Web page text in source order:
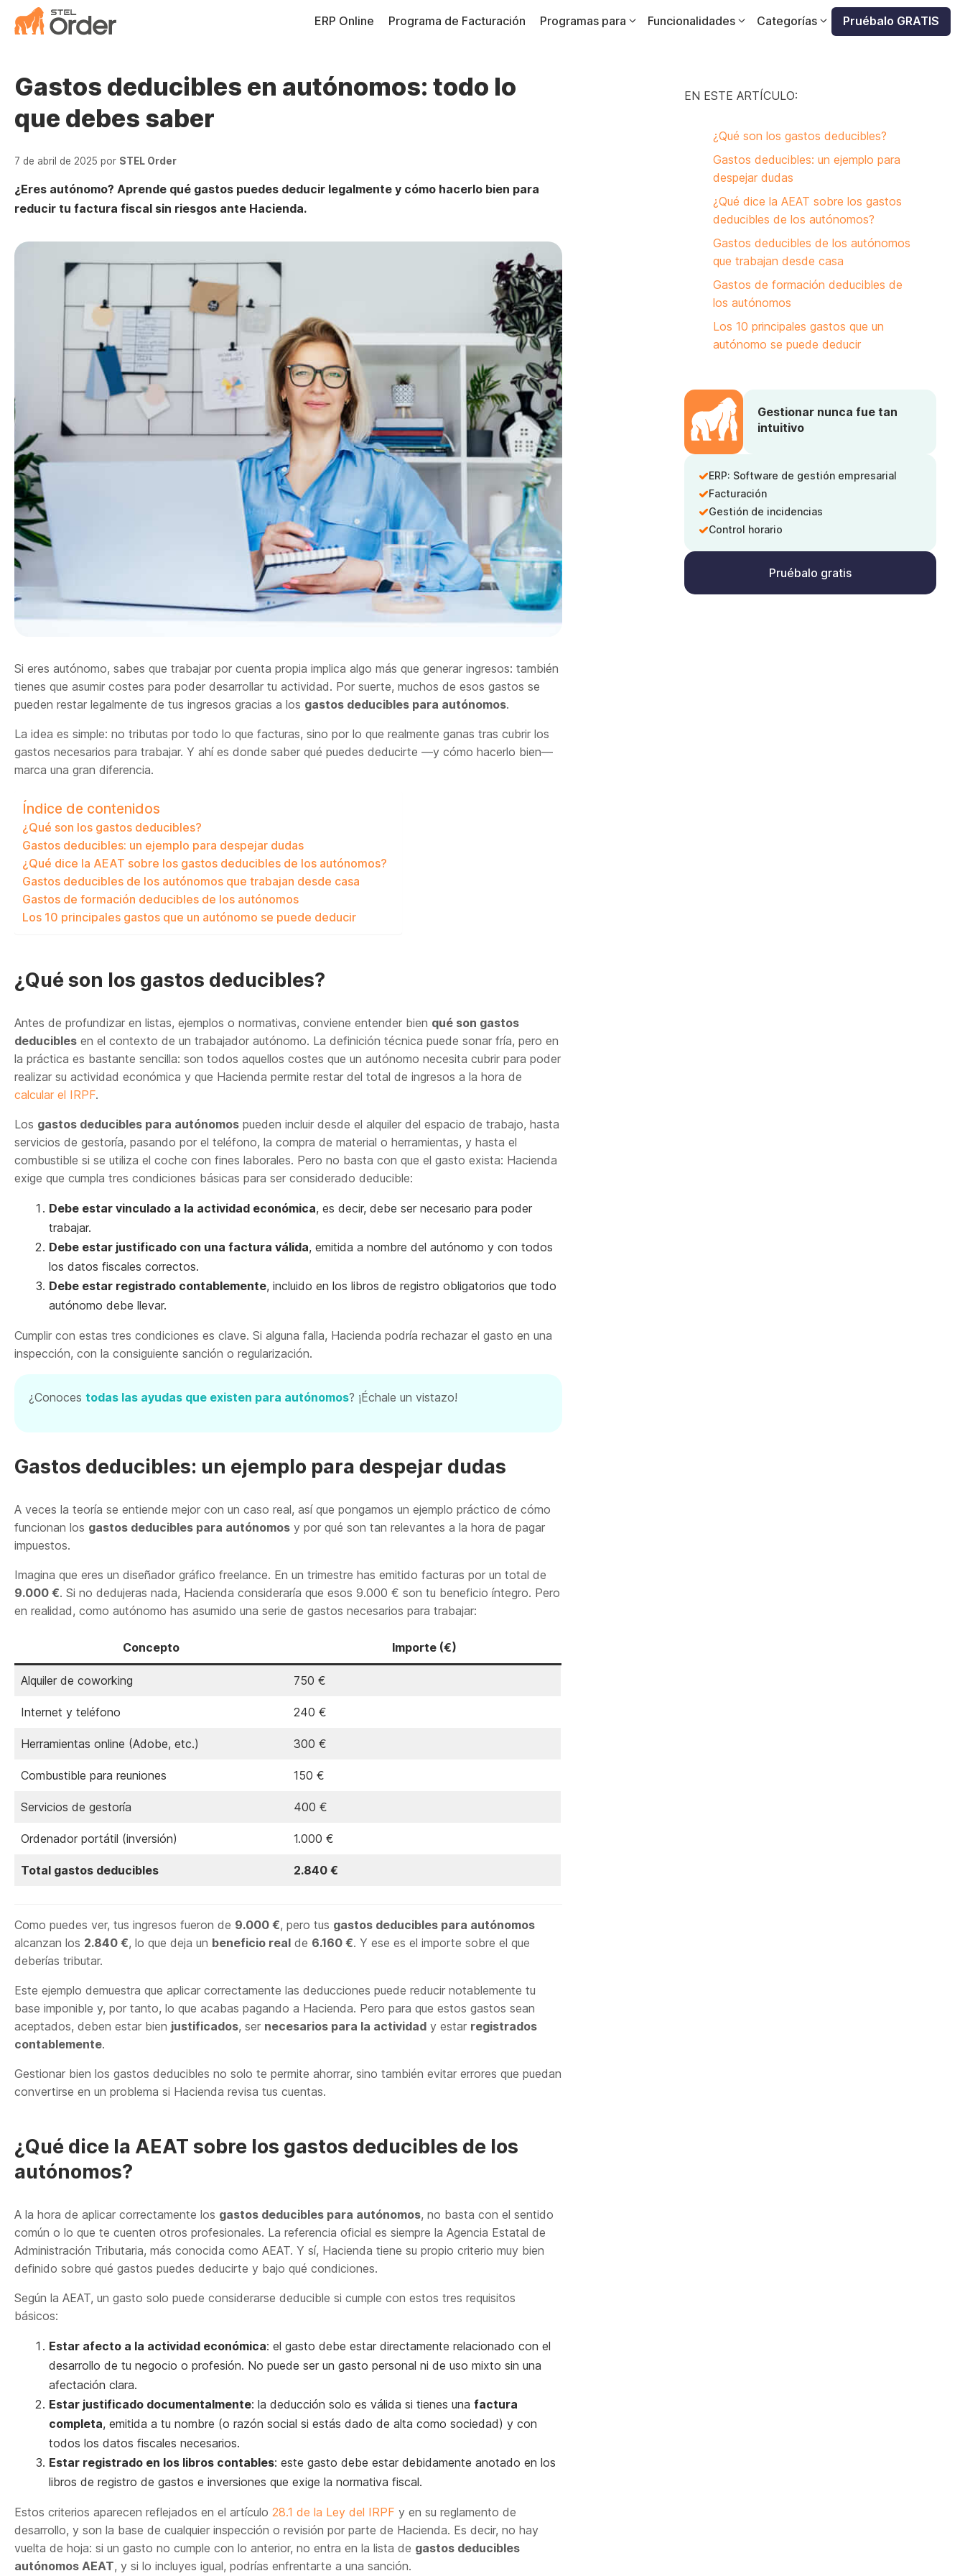
ERP Online Programa de Facturación Programas para Funcionalidades Categorías Pruébalo GRATIS
Gastos deducibles en autónomos: todo lo
que debes saber
7 de abril de 2025 por STEL Order
¿Eres autónomo? Aprende qué gastos puedes deducir legalmente y cómo hacerlo bien para
reducir tu factura fiscal sin riesgos ante Hacienda.
Si eres autónomo, sabes que trabajar por cuenta propia implica algo más que generar ingresos: también
tienes que asumir costes para poder desarrollar tu actividad. Por suerte, muchos de esos gastos se
pueden restar legalmente de tus ingresos gracias a los gastos deducibles para autónomos.
La idea es simple: no tributas por todo lo que facturas, sino por lo que realmente ganas tras cubrir los
gastos necesarios para trabajar. Y ahí es donde saber qué puedes deducirte —y cómo hacerlo bien—
marca una gran diferencia.
Índice de contenidos
¿Qué son los gastos deducibles?
Gastos deducibles: un ejemplo para despejar dudas
¿Qué dice la AEAT sobre los gastos deducibles de los autónomos?
Gastos deducibles de los autónomos que trabajan desde casa
Gastos de formación deducibles de los autónomos
Los 10 principales gastos que un autónomo se puede deducir
¿Qué son los gastos deducibles?
Antes de profundizar en listas, ejemplos o normativas, conviene entender bien qué son gastos
deducibles en el contexto de un trabajador autónomo. La definición técnica puede sonar fría, pero en
la práctica es bastante sencilla: son todos aquellos costes que un autónomo necesita cubrir para poder
realizar su actividad económica y que Hacienda permite restar del total de ingresos a la hora de
calcular el IRPF.
Los gastos deducibles para autónomos pueden incluir desde el alquiler del espacio de trabajo, hasta
servicios de gestoría, pasando por el teléfono, la compra de material o herramientas, y hasta el
combustible si se utiliza el coche con fines laborales. Pero no basta con que el gasto exista: Hacienda
exige que cumpla tres condiciones básicas para ser considerado deducible:
Debe estar vinculado a la actividad económica, es decir, debe ser necesario para poder
trabajar.
Debe estar justificado con una factura válida, emitida a nombre del autónomo y con todos
los datos fiscales correctos.
Debe estar registrado contablemente, incluido en los libros de registro obligatorios que todo
autónomo debe llevar.
Cumplir con estas tres condiciones es clave. Si alguna falla, Hacienda podría rechazar el gasto en una
inspección, con la consiguiente sanción o regularización.
¿Conoces todas las ayudas que existen para autónomos? ¡Échale un vistazo!
Gastos deducibles: un ejemplo para despejar dudas
A veces la teoría se entiende mejor con un caso real, así que pongamos un ejemplo práctico de cómo
funcionan los gastos deducibles para autónomos y por qué son tan relevantes a la hora de pagar
impuestos.
Imagina que eres un diseñador gráfico freelance. En un trimestre has emitido facturas por un total de
9.000 €. Si no dedujeras nada, Hacienda consideraría que esos 9.000 € son tu beneficio íntegro. Pero
en realidad, como autónomo has asumido una serie de gastos necesarios para trabajar:
Concepto Importe (€)
Alquiler de coworking 750 €
Internet y teléfono 240 €
Herramientas online (Adobe, etc.) 300 €
Combustible para reuniones 150 €
Servicios de gestoría 400 €
Ordenador portátil (inversión) 1.000 €
Total gastos deducibles 2.840 €
Como puedes ver, tus ingresos fueron de 9.000 €, pero tus gastos deducibles para autónomos
alcanzan los 2.840 €, lo que deja un beneficio real de 6.160 €. Y ese es el importe sobre el que
deberías tributar.
Este ejemplo demuestra que aplicar correctamente las deducciones puede reducir notablemente tu
base imponible y, por tanto, lo que acabas pagando a Hacienda. Pero para que estos gastos sean
aceptados, deben estar bien justificados, ser necesarios para la actividad y estar registrados
contablemente.
Gestionar bien los gastos deducibles no solo te permite ahorrar, sino también evitar errores que puedan
convertirse en un problema si Hacienda revisa tus cuentas.
¿Qué dice la AEAT sobre los gastos deducibles de los
autónomos?
A la hora de aplicar correctamente los gastos deducibles para autónomos, no basta con el sentido
común o lo que te cuenten otros profesionales. La referencia oficial es siempre la Agencia Estatal de
Administración Tributaria, más conocida como AEAT. Y sí, Hacienda tiene su propio criterio muy bien
definido sobre qué gastos puedes deducirte y bajo qué condiciones.
Según la AEAT, un gasto solo puede considerarse deducible si cumple con estos tres requisitos
básicos:
Estar afecto a la actividad económica: el gasto debe estar directamente relacionado con el
desarrollo de tu negocio o profesión. No puede ser un gasto personal ni de uso mixto sin una
afectación clara.
Estar justificado documentalmente: la deducción solo es válida si tienes una factura
completa, emitida a tu nombre (o razón social si estás dado de alta como sociedad) y con
todos los datos fiscales necesarios.
Estar registrado en los libros contables: este gasto debe estar debidamente anotado en los
libros de registro de gastos e inversiones que exige la normativa fiscal.
Estos criterios aparecen reflejados en el artículo 28.1 de la Ley del IRPF y en su reglamento de
desarrollo, y son la base de cualquier inspección o revisión por parte de Hacienda. Es decir, no hay
vuelta de hoja: si un gasto no cumple con lo anterior, no entra en la lista de gastos deducibles
autónomos AEAT, y si lo incluyes igual, podrías enfrentarte a una sanción.
EN ESTE ARTÍCULO:
¿Qué son los gastos deducibles?
Gastos deducibles: un ejemplo para
despejar dudas
¿Qué dice la AEAT sobre los gastos
deducibles de los autónomos?
Gastos deducibles de los autónomos
que trabajan desde casa
Gastos de formación deducibles de
los autónomos
Los 10 principales gastos que un
autónomo se puede deducir
Gestionar nunca fue tan
intuitivo
ERP: Software de gestión empresarial
Facturación
Gestión de incidencias
Control horario
Pruébalo gratis